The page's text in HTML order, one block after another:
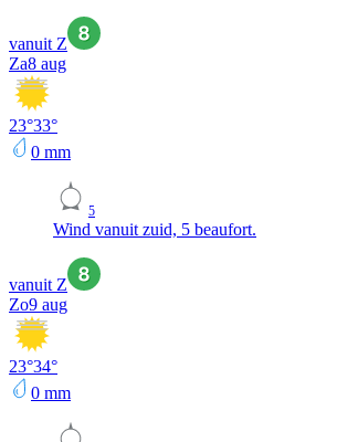
vanuit Z
Za8 aug
23°33°
0 mm
5
Wind vanuit zuid, 5 beaufort.
vanuit Z
Zo9 aug
23°34°
0 mm